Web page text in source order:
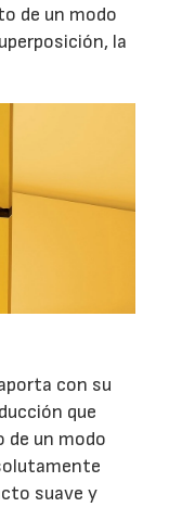
de un modo
la
con su
que
un modo
suave y